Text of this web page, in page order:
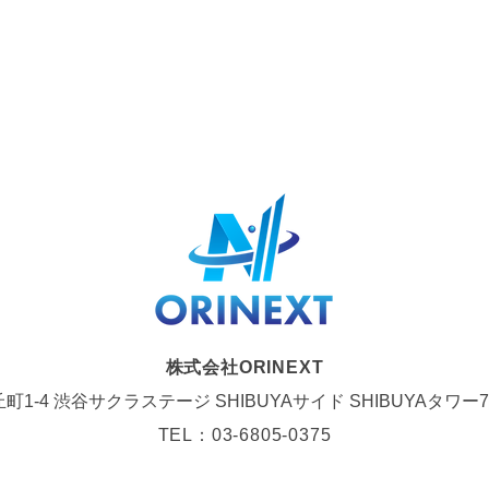
株式会社ORINEXT
町1-4 渋谷サクラステージ SHIBUYAサイド SHIBUYAタワー
TEL： 03-6805-0375